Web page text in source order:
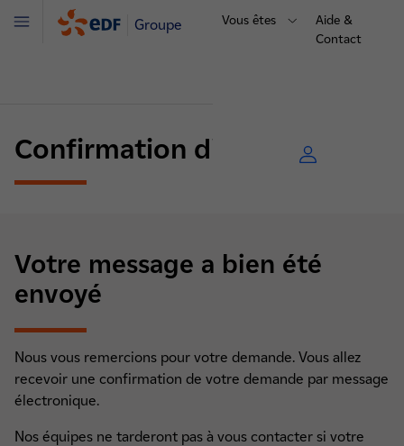
Groupe Vous êtes
Aide &
Contact
Menu
Confirmation d'envoi
Votre message a bien été
envoyé
Nous vous remercions pour votre demande. Vous allez
recevoir une confirmation de votre demande par message
électronique.
Nos équipes ne tarderont pas à vous contacter si votre